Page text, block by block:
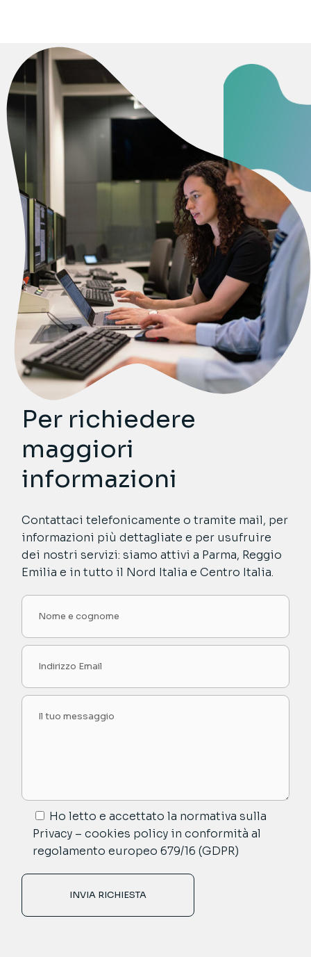
Per richiedere
maggiori
informazioni
Contattaci telefonicamente o tramite mail, per
informazioni più dettagliate e per usufruire
dei nostri servizi: siamo attivi a Parma, Reggio
Emilia e in tutto il Nord Italia e Centro Italia.
Ho letto e accettato la normativa sulla
Privacy – cookies policy in conformità al
regolamento europeo 679/16 (GDPR)
INVIA RICHIESTA